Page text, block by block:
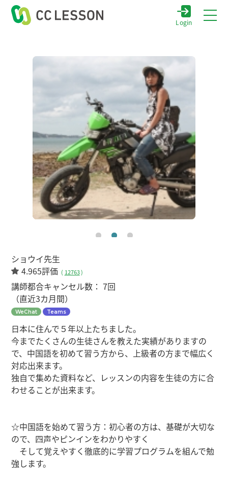
Login
ショウイ先生
4.965評価 ( 12763)
講師都合キャンセル数：7回
（直近3カ月間）
WeChat Teams
日本に住んで５年以上たちました。
今までたくさんの生徒さんを教えた実績がありますの
で、中国語を初めて習う方から、上級者の方まで幅広く
対応出来ます。
独自で集めた資料など、レッスンの内容を生徒の方に合
わせることが出来ます。
☆中国語を始めて習う方：初心者の方は、基礎が大切な
ので、四声やピンインをわかりやすく
そして覚えやすく徹底的に学習プログラムを組んで勉
強します。